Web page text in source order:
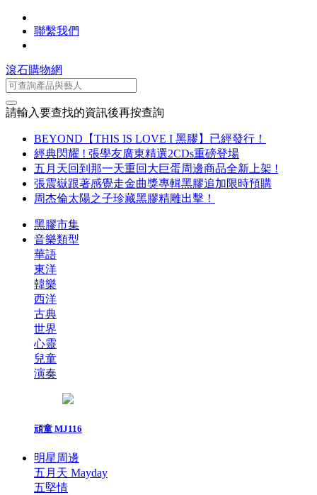
聯繫我們
滾石購物網
請輸入要查找的資訊後再按查詢
BEYOND【THIS IS LOVE I 黑膠】已經發行！
經典閃耀 ! 張學友廣東精選2CDs重磅登場
五月天回到那一天重回大巨蛋周邊商品全新上架 !
張震嶽跟著感覺走金曲獎專輯黑膠追加限時預購
周杰倫太陽之子珍藏黑膠精雕出擊！
黑膠市集
音樂類型
華語
東洋
韓樂
西洋
古典
世界
心靈
兒童
演奏
頑童 MJ116
明星周邊
五月天 Mayday
五堅情